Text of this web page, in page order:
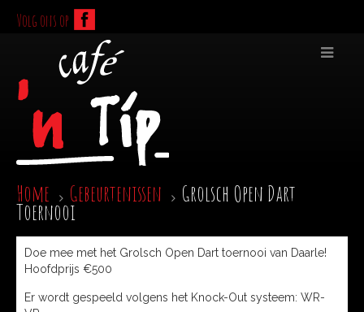
Volg ons op
Home Gebeurtenissen Grolsch Open Dart
Toernooi
Doe mee met het Grolsch Open Dart toernooi van Daarle!
Hoofdprijs €500
Er wordt gespeeld volgens het Knock-Out systeem: WR-